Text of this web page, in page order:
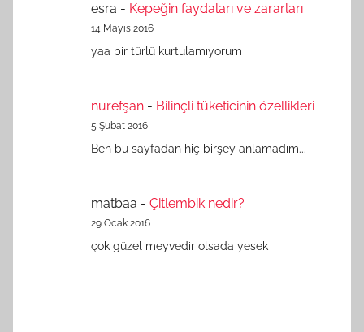
esra - Kepeğin faydaları ve zararları
14 Mayıs 2016
yaa bir türlü kurtulamıyorum
nurefşan - Bilinçli tüketicinin özellikleri
5 Şubat 2016
Ben bu sayfadan hiç birşey anlamadım...
matbaa - Çitlembik nedir?
29 Ocak 2016
çok güzel meyvedir olsada yesek